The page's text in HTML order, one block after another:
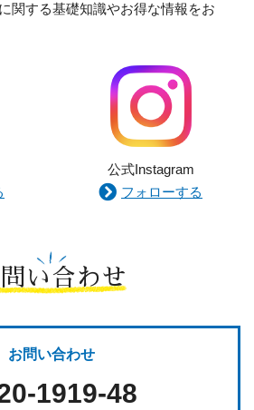
関する基礎知識やお得な情報をお
公式Instagram
フォローする
い合わせ
お問い合わせ
1919-48